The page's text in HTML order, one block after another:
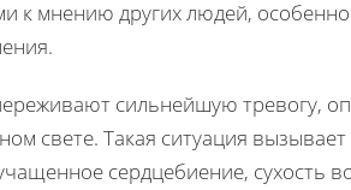
мнению других людей, особенно
сильнейшую тревогу,
свете. Такая ситуация вызывает
сердцебиение, сухость